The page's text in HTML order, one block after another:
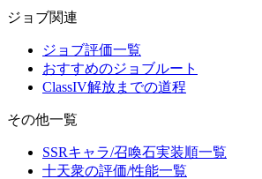
ジョブ関連
ジョブ評価一覧
おすすめのジョブルート
ClassIV解放までの道程
その他一覧
SSRキャラ/召喚石実装順一覧
十天衆の評価/性能一覧